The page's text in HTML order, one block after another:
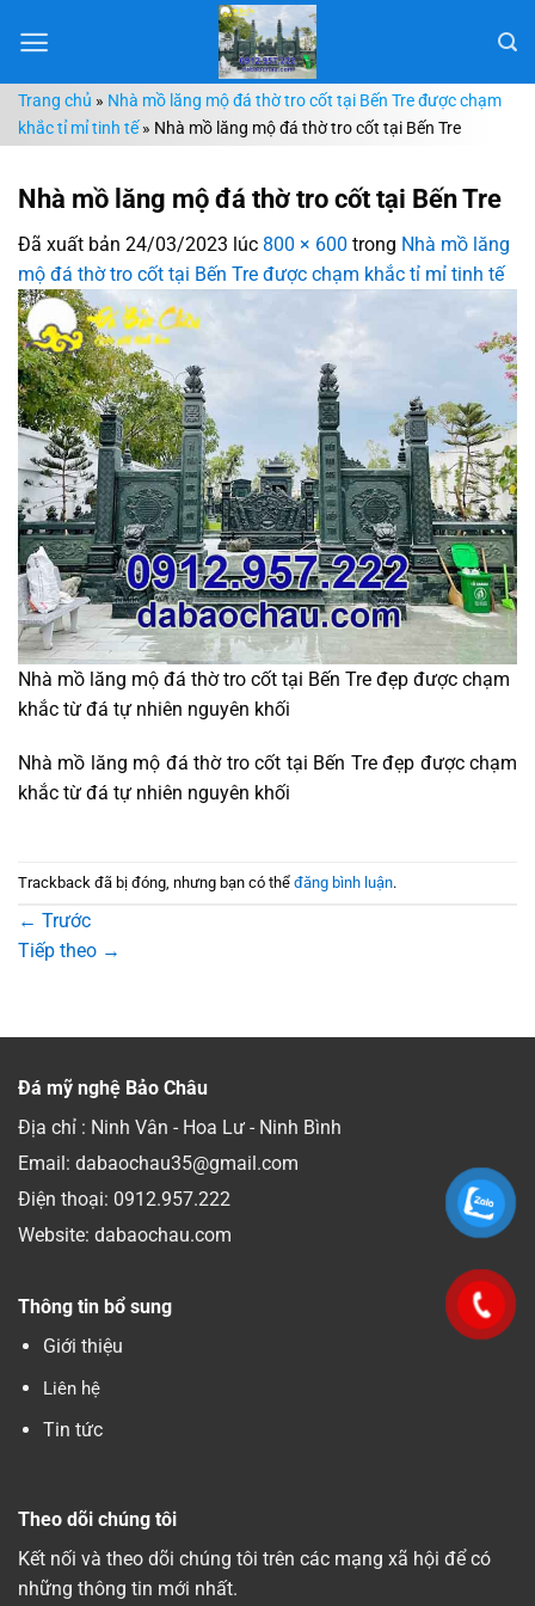
đến
dungTrang chủ » Nhà mồ lăng mộ đá thờ tro cốt tại Bến Tre được chạm
khắc tỉ mỉ tinh tế» Nhà mồ lăng mộ đá thờ tro cốt tại Bến Tre
Nhà mồ lăng mộ đá thờ tro cốt tại Bến Tre
Đã xuất bản 24/03/2023 lúc 800 × 600 trong Nhà mồ lăng
mộ đá thờ tro cốt tại Bến Tre được chạm khắc tỉ mỉ tinh tế
Nhà mồ lăng mộ đá thờ tro cốt tại Bến Tre đẹp được chạm
khắc từ đá tự nhiên nguyên khối
Nhà mồ lăng mộ đá thờ tro cốt tại Bến Tre đẹp được chạm
khắc từ đá tự nhiên nguyên khối
Trackback đã bị đóng, nhưng bạn có thể đăng bình luận.
← Trước
Tiếp theo →
Đá mỹ nghệ Bảo Châu
Địa chỉ : Ninh Vân - Hoa Lư - Ninh Bình
Email: dabaochau35@gmail.com
Điện thoại: 0912.957.222
Website: dabaochau.com
Thông tin bổ sung
Giới thiệu
Liên hệ
Tin tức
Theo dõi chúng tôi
Kết nối và theo dõi chúng tôi trên các mạng xã hội để có
những thông tin mới nhất.